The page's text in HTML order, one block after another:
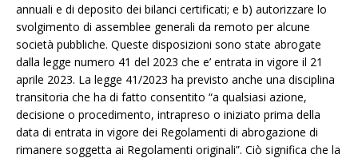
annuali e di deposito dei bilanci certificati; e b) autorizzare lo
svolgimento di assemblee generali da remoto per alcune
società pubbliche. Queste disposizioni sono state abrogate
dalla legge numero 41 del 2023 che e’ entrata in vigore il 21
aprile 2023. La legge 41/2023 ha previsto anche una disciplina
transitoria che ha di fatto consentito “a qualsiasi azione,
decisione o procedimento, intrapreso o iniziato prima della
data di entrata in vigore dei Regolamenti di abrogazione di
rimanere soggetta ai Regolamenti originali”. Ciò significa che la